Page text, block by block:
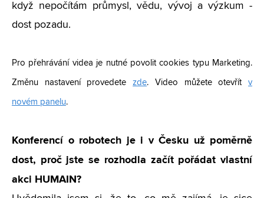
když nepočítám průmysl, vědu, vývoj a výzkum -
dost pozadu.
Pro přehrávání videa je nutné povolit cookies typu Marketing.
Změnu nastavení provedetezde. Video můžete otevřítv
novém panelu.
Konferencí o robotech je i v Česku už poměrně
dost, proč jste se rozhodla začít pořádat vlastní
akci HUMAIN?